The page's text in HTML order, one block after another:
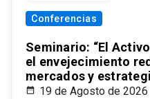
Conferencias
Seminario: “El
el envejecimiento
mercados y
19 de Agosto de 2026